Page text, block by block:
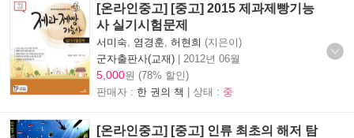
[온라인중고] [중고] 2015 제과제빵기능
사 실기시험문제
서미숙 염경훈 허현희 (지은이)
군자출판사(교재) | 2012년 06월
5,000원 (78% 할인)
판매자 : 한 권의 책 | 상태 : 중
[온라인중고] [중고] 인류 최초의 해저 탐